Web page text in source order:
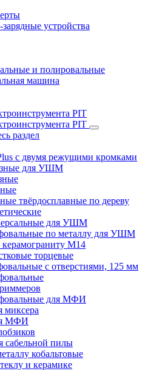
устройства
и полировальные
машина
PIT
PIT
раздел
c двумя режущими кромками
для УШМ
твёрдосплавные по дереву
для УШМ
по металлу для УШМ
M14
торцевые
с отверстиями, 125 мм
для МФИ
миксера
МФИ
сабельной пилы
кобальтовые
и керамике